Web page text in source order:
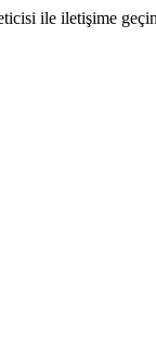
ile iletişime